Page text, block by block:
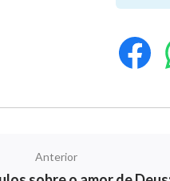
guias, sendo-lhes
Anterior